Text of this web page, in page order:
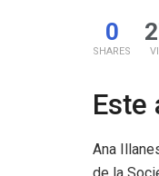
0
SHARES
Ana